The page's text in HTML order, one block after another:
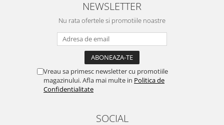
NEWSLETTER
Nu rata ofertele si promotiile noastre
Vreau sa primesc newsletter cu promotiile
magazinului. Afla mai multe in Politica de
Confidentialitate
SOCIAL